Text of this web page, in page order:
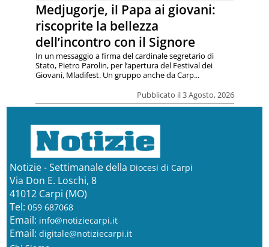
Medjugorje, il Papa ai giovani:
riscoprite la bellezza
dell’incontro con il Signore
Pubblicato il 3 Agosto, 2026
In un messaggio a firma del cardinale segretario di
Stato, Pietro Parolin, per l’apertura del Festival dei
Giovani, Mladifest. Un gruppo anche da Carp...
Notizie - Settimanale della Diocesi di Carpi
Via Don E. Loschi, 8
41012 Carpi (MO)
Tel: 059 687068
Email: info@notiziecarpi.it
Email: digitale@notiziecarpi.it